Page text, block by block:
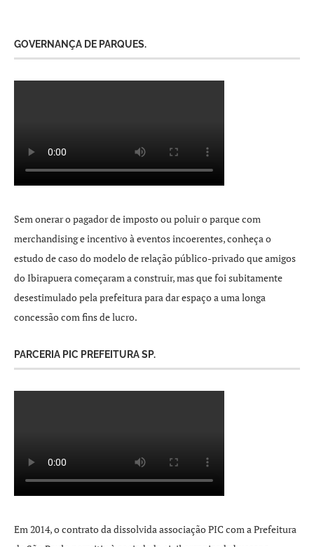
GOVERNANÇA DE PARQUES.
Sem onerar o pagador de imposto ou poluir o parque com
merchandising e incentivo à eventos incoerentes, conheça o
estudo de caso do modelo de relação público-privado que amigos
do Ibirapuera começaram a construir, mas que foi subitamente
desestimulado pela prefeitura para dar espaço a uma longa
concessão com fins de lucro.
PARCERIA PIC PREFEITURA SP.
Em 2014, o contrato da dissolvida associação PIC com a Prefeitura